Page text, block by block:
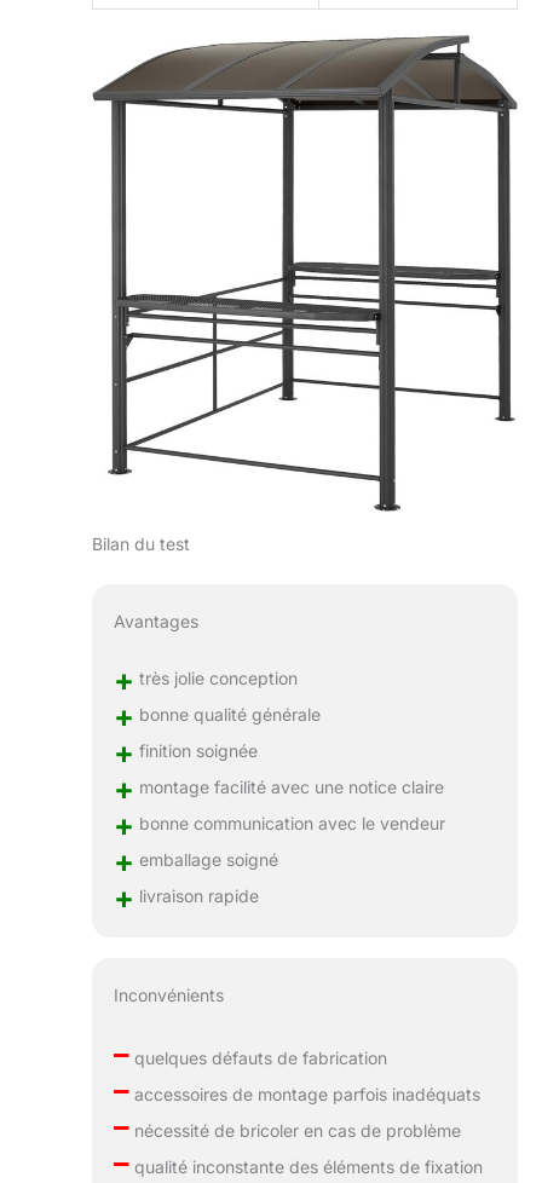
pratiques en font un
ajout indispensable à
votre tonnelle jardin
extérieur, créant un
coin de paradis pour
l'importance de la
sécurité, cet abri
combine robustesse
et éléments de
protection pour
assurer la tranquillité
structure est conçue
exterieur avec style
Bilan du test
Avantages
+ très jolie conception
+ bonne qualité générale
+ finition soignée
+ montage facilité avec une notice claire
+ bonne communication avec le vendeur
+ emballage soigné
+ livraison rapide
Inconvénients
–quelques défauts de fabrication
–accessoires de montage parfois inadéquats
–nécessité de bricoler en cas de problème
–qualité inconstante des éléments de fixation